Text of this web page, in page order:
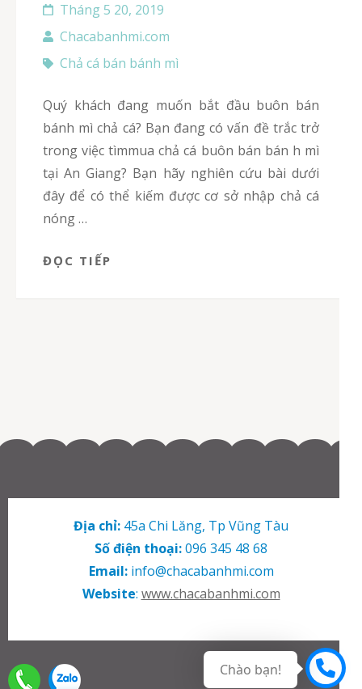
Tháng 5 20, 2019
Chacabanhmi.com
Chả cá bán bánh mì
Quý khách đang muốn bắt đầu buôn bán
bánh mì chả cá? Bạn đang có vấn đề trắc trở
trong việc tìmmua chả cá buôn bán bán h mì
tại An Giang? Bạn hãy nghiên cứu bài dưới
đây để có thể kiếm được cơ sở nhập chả cá
nóng …
ĐỌC TIẾP
Địa chỉ: 45a Chi Lăng, Tp Vũng Tàu
Số điện thoại:096 345 48 68
Email:info@chacabanhmi.com
Website: www.chacabanhmi.com
Chào bạn!